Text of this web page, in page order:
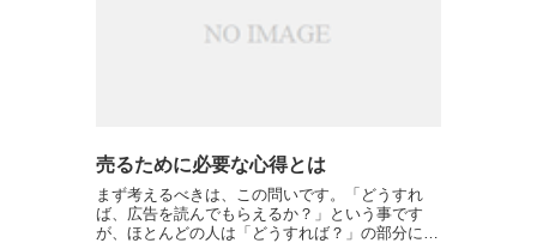
売るために必要な心得とは
まず考えるべきは、この問いです。「どうすれ
ば、広告を読んでもらえるか？」という事です
が、ほとんどの人は「どうすれば？」の部分にフ